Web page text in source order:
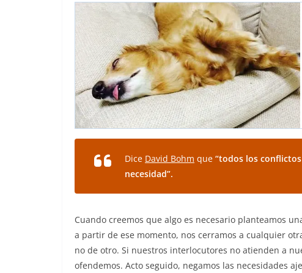
Dice David Bohm que “todos los
necesidad”.
Cuando creemos que algo es necesario planteamos
a partir de ese momento, nos cerramos a cualquier
no de otro. Si nuestros interlocutores no atienden a
ofendemos. Acto seguido, negamos las necesidades